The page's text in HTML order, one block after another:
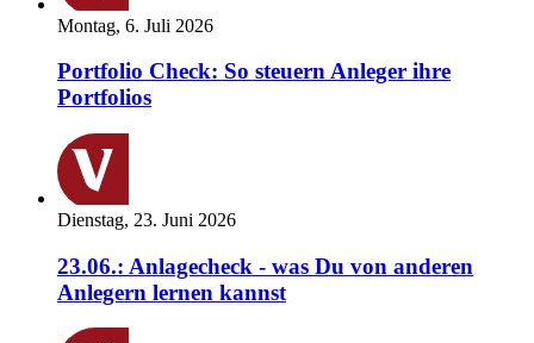
Montag, 6. Juli 2026
Portfolio Check: So steuern Anleger ihre
Portfolios
Dienstag, 23. Juni 2026
23.06.: Anlagecheck - was Du von anderen
Anlegern lernen kannst